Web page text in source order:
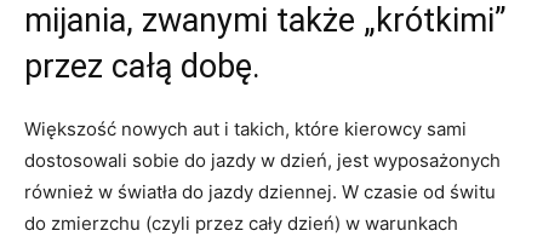
mijania, zwanymi także „krótkimi”
przez całą dobę.
Większość nowych aut i takich, które kierowcy sami
dostosowali sobie do jazdy w dzień, jest wyposażonych
również w światła do jazdy dziennej. W czasie od świtu
do zmierzchu (czyli przez cały dzień) w warunkach